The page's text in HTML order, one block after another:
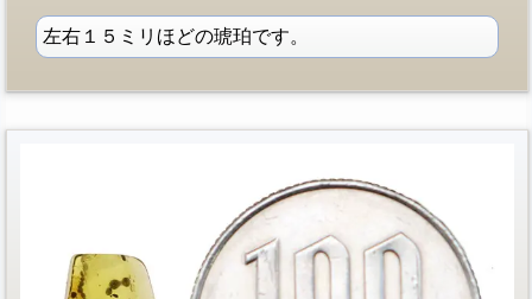
左右１５ミリほどの琥珀です。